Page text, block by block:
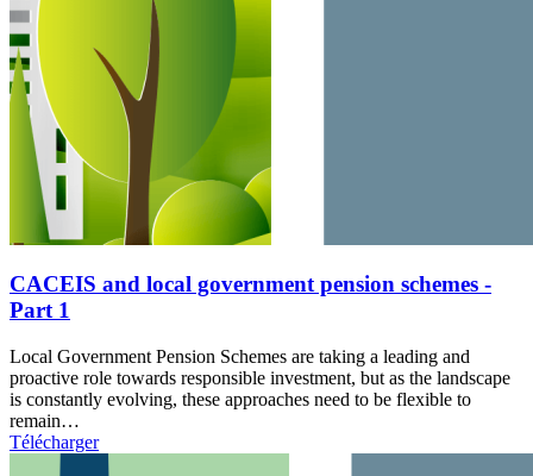
CACEIS and local government pension schemes -
Part 1
Local Government Pension Schemes are taking a leading and
proactive role towards responsible investment, but as the landscape
is constantly evolving, these approaches need to be flexible to
remain…
Télécharger